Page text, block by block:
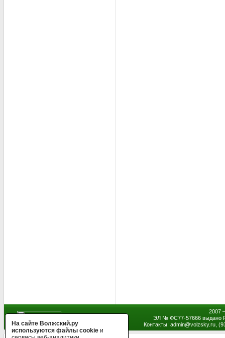
2007
ЭЛ № ФС77-57666 выдано
Контакты: admin@volzsky.ru,
На сайте Волжский.ру
используются файлы cookie и